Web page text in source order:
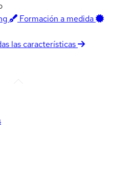
Formación a medida
las características